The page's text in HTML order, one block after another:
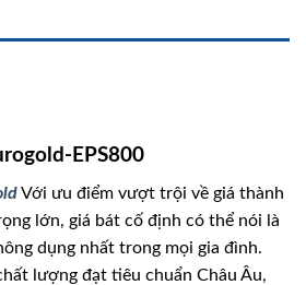
EPS800
Với ưu điểm vượt trội về giá thành
lớn, giá bát cố định có thể nói là
dụng nhất trong mọi gia đình.
lượng đạt tiêu chuẩn Châu Âu,